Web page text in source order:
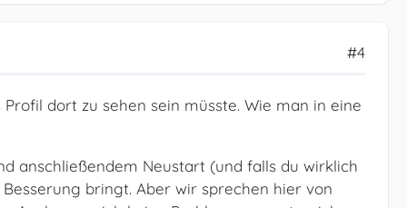
#4
dort zu sehen sein müsste. Wie man in eine
anschließendem Neustart (und falls du wirklich
bringt. Aber wir sprechen hier von